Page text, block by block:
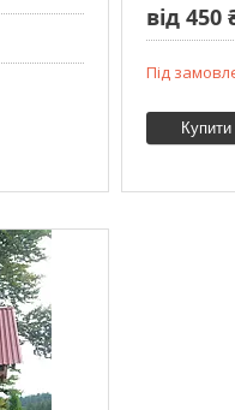
від 450
Під
Купити